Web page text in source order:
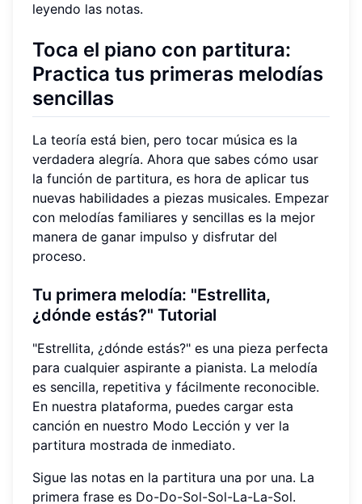
leyendo las notas.
Toca el piano con partitura:
Practica tus primeras melodías
sencillas
La teoría está bien, pero tocar música es la
verdadera alegría. Ahora que sabes cómo usar
la función de partitura, es hora de aplicar tus
nuevas habilidades a piezas musicales. Empezar
con melodías familiares y sencillas es la mejor
manera de ganar impulso y disfrutar del
proceso.
Tu primera melodía: "Estrellita,
¿dónde estás?" Tutorial
"Estrellita, ¿dónde estás?" es una pieza perfecta
para cualquier aspirante a pianista. La melodía
es sencilla, repetitiva y fácilmente reconocible.
En nuestra plataforma, puedes cargar esta
canción en nuestro Modo Lección y ver la
partitura mostrada de inmediato.
Sigue las notas en la partitura una por una. La
primera frase es Do-Do-Sol-Sol-La-La-Sol.